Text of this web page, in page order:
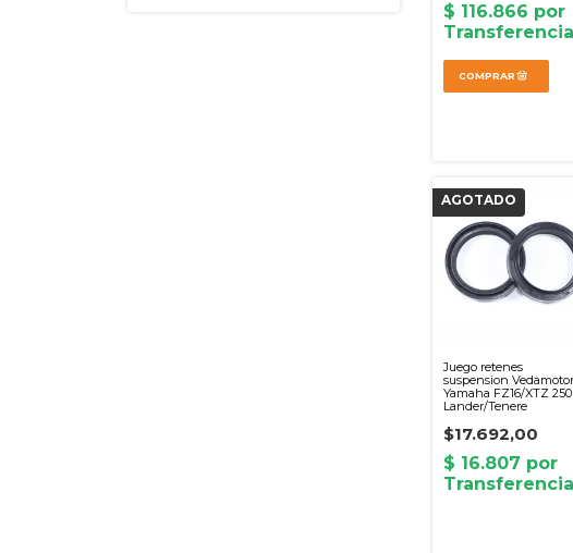
Juego retenes
suspension
Yamaha FZ16/XTZ 250
Lander/Tenere
$17.692,00